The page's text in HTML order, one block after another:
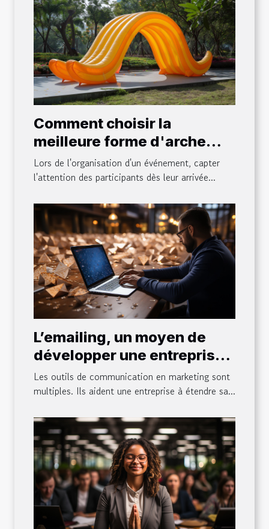
Comment choisir la
meilleure forme d'arche
gonflable pour votre
événement
Lors de l'organisation d'un événement, capter
l'attention des participants dès leur arrivée...
L’emailing, un moyen de
développer une entreprise :
ce qu’il faut en comprendre,
ses avantages et astuces
Les outils de communication en marketing sont
multiples. Ils aident une entreprise à étendre sa...